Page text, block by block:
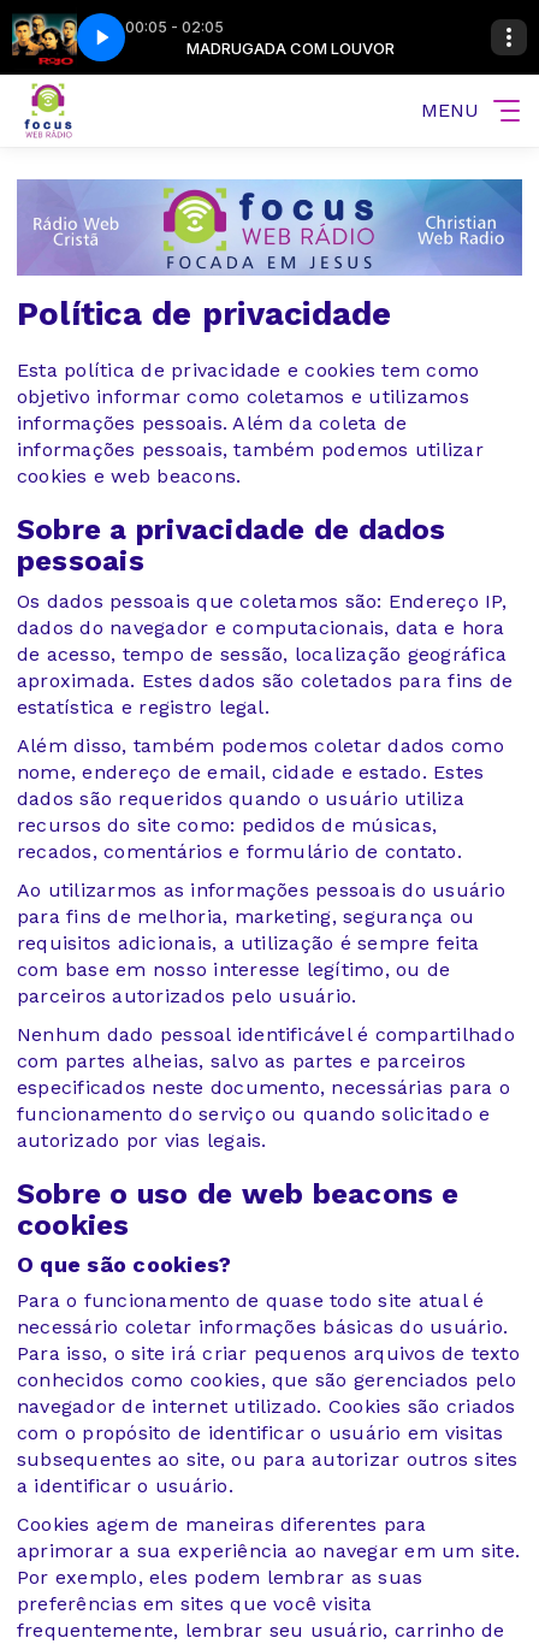
00:05 - 02:05
MADRUGADA COM LOUVOR
Rojo - No Me Averguenzo
MENU
Política de privacidade
Esta política de privacidade e cookies tem como
objetivo informar como coletamos e utilizamos
informações pessoais. Além da coleta de
informações pessoais, também podemos utilizar
cookies e web beacons.
Sobre a privacidade de dados
pessoais
Os dados pessoais que coletamos são: Endereço IP,
dados do navegador e computacionais, data e hora
de acesso, tempo de sessão, localização geográfica
aproximada. Estes dados são coletados para fins de
estatística e registro legal.
Além disso, também podemos coletar dados como
nome, endereço de email, cidade e estado. Estes
dados são requeridos quando o usuário utiliza
recursos do site como: pedidos de músicas,
recados, comentários e formulário de contato.
Ao utilizarmos as informações pessoais do usuário
para fins de melhoria, marketing, segurança ou
requisitos adicionais, a utilização é sempre feita
com base em nosso interesse legítimo, ou de
parceiros autorizados pelo usuário.
Nenhum dado pessoal identificável é compartilhado
com partes alheias, salvo as partes e parceiros
especificados neste documento, necessárias para o
funcionamento do serviço ou quando solicitado e
autorizado por vias legais.
Sobre o uso de web beacons e
cookies
O que são cookies?
Para o funcionamento de quase todo site atual é
necessário coletar informações básicas do usuário.
Para isso, o site irá criar pequenos arquivos de texto
conhecidos como cookies, que são gerenciados pelo
navegador de internet utilizado. Cookies são criados
com o propósito de identificar o usuário em visitas
subsequentes ao site, ou para autorizar outros sites
a identificar o usuário.
Cookies agem de maneiras diferentes para
aprimorar a sua experiência ao navegar em um site.
Por exemplo, eles podem lembrar as suas
preferências em sites que você visita
frequentemente, lembrar seu usuário, carrinho de